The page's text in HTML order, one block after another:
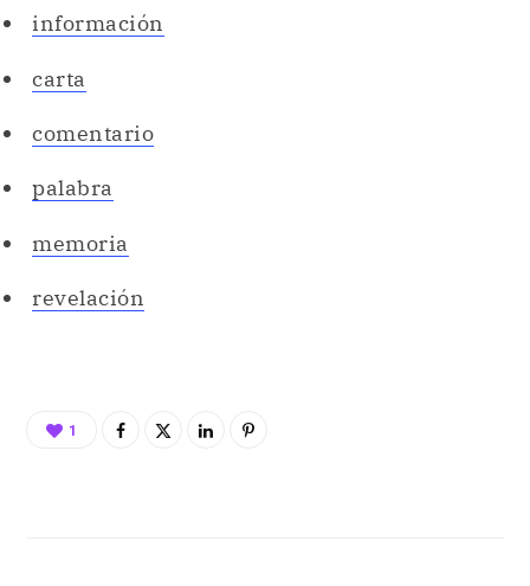
información
carta
comentario
palabra
memoria
revelación
1